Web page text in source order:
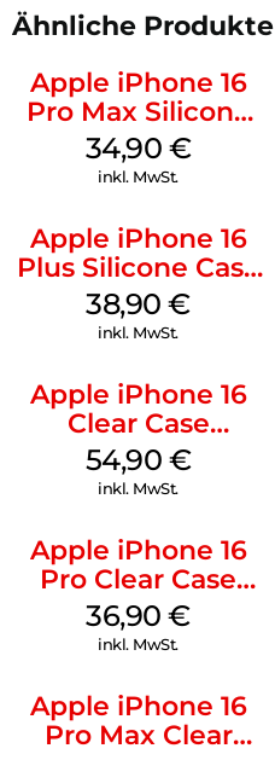
Ähnliche Produkte
Apple iPhone 16
Pro Max Silicone
Case MagSafe
Denim
34,90 €
inkl. MwSt.
Apple iPhone 16
Plus Silicone Case
MagSafe Denim
38,90€
inkl. MwSt.
Apple iPhone 16
Clear Case
MagSafe
Transparent
54,90 €
inkl. MwSt.
Apple iPhone 16
Pro Clear Case
MagSafe
Transparent
36,90€
inkl. MwSt.
Apple iPhone 16
Pro Max Clear